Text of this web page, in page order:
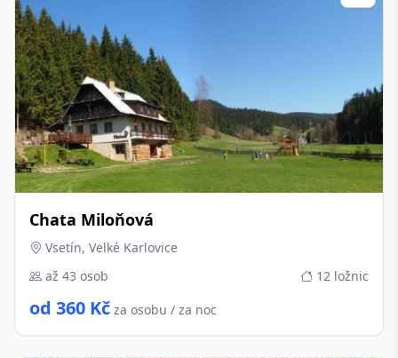
Chata Miloňová
Vsetín, Velké Karlovice
až 43 osob
12 ložnic
od 360 Kč za osobu / za noc